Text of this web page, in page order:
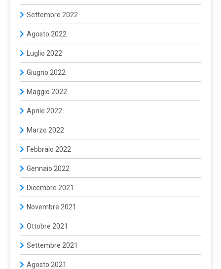
Settembre 2022
Agosto 2022
Luglio 2022
Giugno 2022
Maggio 2022
Aprile 2022
Marzo 2022
Febbraio 2022
Gennaio 2022
Dicembre 2021
Novembre 2021
Ottobre 2021
Settembre 2021
Agosto 2021